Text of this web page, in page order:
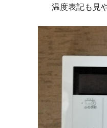
温度表記も見